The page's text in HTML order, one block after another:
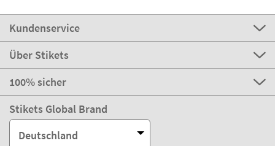
Kundenservice
Über Stikets
100% sicher
Stikets Global Brand
Deutschland